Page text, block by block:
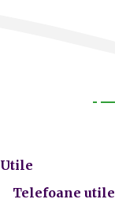
Utile
Telefoane utile